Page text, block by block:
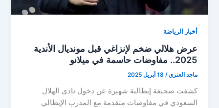
أخبار الرياضة
عرض هلالي ضخم لإنزاغي قبل مونديال الأندية
2025.. مفاوضات حاسمة في ميلانو
ماجد العنزي/ 18 أبريل 2025
كشفت صحيفة إيطالية شهيرة عن دخول نادي الهلال
السعودي في مفاوضات متقدمة مع المدرب الإيطالي